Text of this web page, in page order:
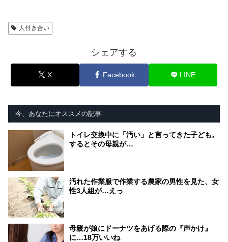
人付き合い
シェアする
X Facebook LINE
今、あなたにオススメの記事
トイレ交換中に「汚い」と言ってきた子ども。
するとその母親が…
汚れた作業服で作業する農家の男性を見た、女
性3人組が…えっ
母親が娘にドーナツをあげる際の『声かけ』
に…18万いいね